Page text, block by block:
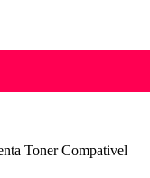
Toner Compativel